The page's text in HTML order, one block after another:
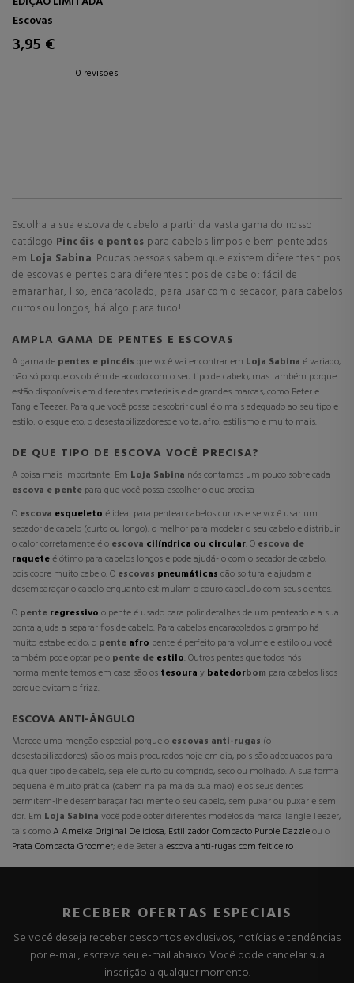
Escovas
3,95 €
0 revisões
Escolha a sua escova de cabelo a partir da vasta gama do nosso
catálogo Pincéis e pentes para cabelos limpos e bem penteados
em Loja Sabina. Poucas pessoas sabem que existem diferentes tipos
de escovas e pentes para diferentes tipos de cabelo: fácil de
emaranhar, liso, encaracolado, para usar com o secador, para cabelos
curtos ou longos, há algo para tudo!
AMPLA GAMA DE PENTES E ESCOVAS
A gama de pentes e pincéis que você vai encontrar em Loja Sabina é variado,
não só porque os obtém de acordo com o seu tipo de cabelo, mas também porque
estão disponíveis em diferentes materiais e de grandes marcas, como Beter e
Tangle Teezer. Para que você possa descobrir qual é o mais adequado ao seu tipo e
estilo: o esqueleto, odesestabilizadoresde volta, afro, estilismo e muito mais.
DE QUE TIPO DE ESCOVA VOCÊ PRECISA?
A coisa mais importante! Em Loja Sabina nós contamos um pouco sobre cada
escova e pente para que você possa escolher o que precisa
O escova esqueleto é ideal para pentear cabelos curtos e se você usar um
secador de cabelo (curto ou longo), o melhor para modelar o seu cabelo e distribuir
o calor corretamente é o escova cilíndrica ou circular. O escova de
raquete é ótimo para cabelos longos e pode ajudá-lo com o secador de cabelo,
pois cobre muito cabelo. O escovas pneumáticas dão soltura e ajudam a
desembaraçar o cabelo enquanto estimulam o couro cabeludo com seus dentes.
O pente regressivo o pente é usado para polir detalhes de um penteado e a sua
ponta ajuda a separar fios de cabelo. Para cabelos encaracolados, o grampo há
muito estabelecido, o pente afro pente é perfeito para volume e estilo ou você
também pode optar pelo pente de estilo. Outros pentes que todos nós
normalmente temos em casa são os tesoura y batedorbom para cabelos lisos
porque evitam o frizz.
ESCOVA ANTI-ÂNGULO
Merece uma menção especial porque o escovas anti-rugas (o
desestabilizadores) são os mais procurados hoje em dia, pois são adequados para
qualquer tipo de cabelo, seja ele curto ou comprido, seco ou molhado. A sua forma
pequena é muito prática (cabem na palma da sua mão) e os seus dentes
permitem-lhe desembaraçar facilmente o seu cabelo, sem puxar ou puxar e sem
dor. Em Loja Sabina você pode obter diferentes modelos da marca Tangle Teezer,
tais comoA Ameixa Original Deliciosa, Estilizador Compacto Purple Dazzleou o
Prata Compacta Groomer; e de Beter a escova anti-rugas com feiticeiro
RECEBER OFERTAS ESPECIAIS
Se você deseja receber descontos exclusivos, notícias e tendências
por e-mail, escreva seu e-mail abaixo. Você pode cancelar sua
inscrição a qualquer momento.